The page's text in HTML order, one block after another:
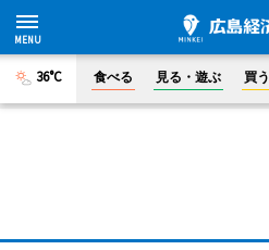
36°C 食べる 見る・遊ぶ 買う